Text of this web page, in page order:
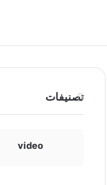
تصنيفات
video